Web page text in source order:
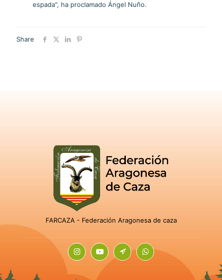
espada", ha proclamado Ángel Nuño.
Share
FARCAZA - Federación Aragonesa de caza